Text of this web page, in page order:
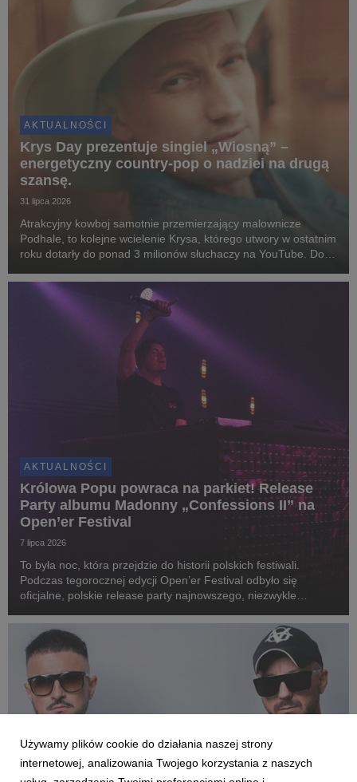
AKTUALNOŚCI
Krys Day prezentuje singiel „Wiosną” –
energetyczny country-pop o nadziei na drugą
szansę.
31 lipca 2026
Atrakcyjny kowboj samotnie przemierzający malownicze
Podhale, to kolejne wcielenie Krysa, którego utwory w ostatnim
roku dotarły do ponad 3 milionów słuchaczy na YouTube. Do
reżyserów.
AKTUALNOŚCI
Królowa Popu powraca na parkiet! Release
Party albumu Madonny „Confessions II” na
Open’er Festival
7 lipca 2026
To była noc, która przejdzie do historii polskich festiwali.
Podczas tegorocznej edycji Open’er Festival odbyło się
oficjalne, polskie release party najnowszego, niezwykle
„CLUB CONFESSIONS”. Gościem specjalnym wyda...
Używamy plików cookie do działania naszej strony
internetowej, analizowania Twojego korzystania z naszych